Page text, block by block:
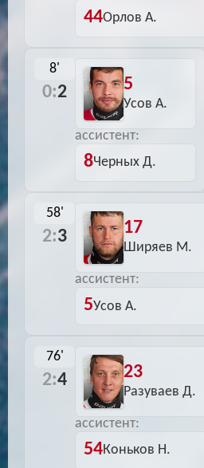
44Орлов А.
8'
0:2 5
Усов А.
ассистент:
8Черных Д.
58'
2:3 17
Ширяев М.
ассистент:
5Усов А.
76'
2:4 23
Разуваев Д.
ассистент:
54Коньков Н.